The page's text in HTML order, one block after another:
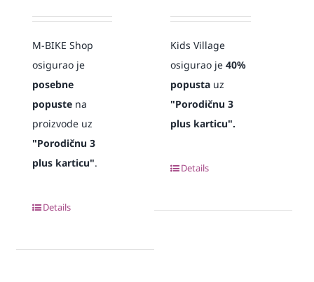
M-BIKE Shop
osigurao je
posebne
popustena
proizvode uz
"Porodičnu 3
plus karticu".
Details
Kids Village
osigurao je 40%
popusta uz
"Porodičnu 3
plus karticu".
Details